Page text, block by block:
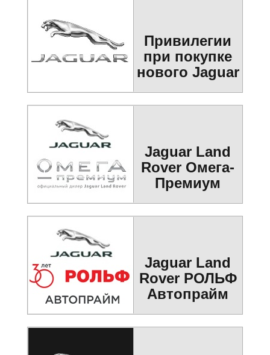
Привилегии
при покупке
нового Jaguar
Jaguar Land
Rover Омега-
Премиум
Jaguar Land
Rover РОЛЬФ
Автопрайм